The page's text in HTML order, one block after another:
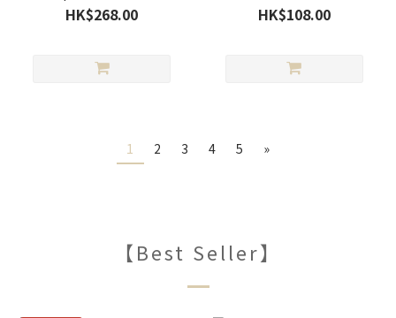
圈 / 新3色
HK$268.00
入組 | 韓系層次感髮夾 | 百
搭簡約邊夾套裝
HK$108.00
1 2 3 4 5 »
【Best Seller】